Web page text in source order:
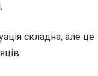
складна, але це